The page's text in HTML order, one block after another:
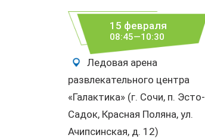
15 февраля
08:45—10:30
Ледовая арена
развлекательного центра
«Галактика» (г. Сочи, п. Эсто-
Садок, Красная Поляна, ул.
Ачипсинская, д. 12)